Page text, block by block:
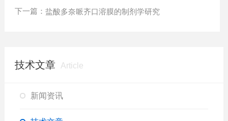
下一篇： 盐酸多奈哌齐口溶膜的制剂学研究
技术文章 Article
新闻资讯